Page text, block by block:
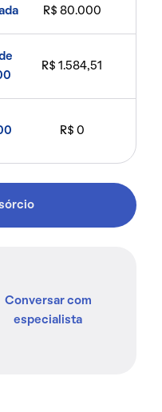
R$ 80.000
R$ 1.584,51
R$ 0
Conversar com
especialista